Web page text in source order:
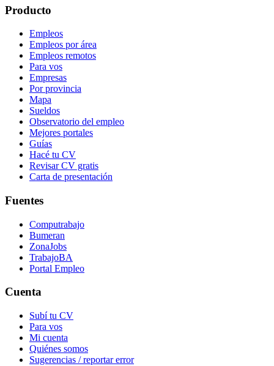
Producto
Empleos
Empleos por área
Empleos remotos
Para vos
Empresas
Por provincia
Mapa
Sueldos
Observatorio del empleo
Mejores portales
Guías
Hacé tu CV
Revisar CV gratis
Carta de presentación
Fuentes
Computrabajo
Bumeran
ZonaJobs
TrabajoBA
Portal Empleo
Cuenta
Subí tu CV
Para vos
Mi cuenta
Quiénes somos
Sugerencias / reportar error